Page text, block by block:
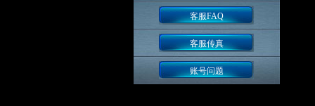
客服FAQ
客服传真
账号问题